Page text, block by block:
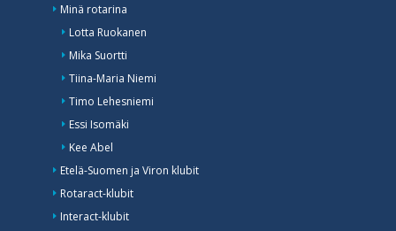
Minä rotarina
Lotta Ruokanen
Mika Suortti
Tiina-Maria Niemi
Timo Lehesniemi
Essi Isomäki
Kee Abel
Etelä-Suomen ja Viron klubit
Rotaract-klubit
Interact-klubit